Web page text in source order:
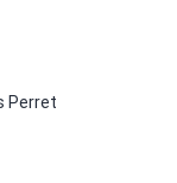
Perret